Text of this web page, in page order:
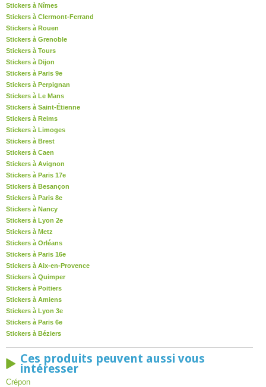
Stickers à Nîmes
Stickers à Clermont-Ferrand
Stickers à Rouen
Stickers à Grenoble
Stickers à Tours
Stickers à Dijon
Stickers à Paris 9e
Stickers à Perpignan
Stickers à Le Mans
Stickers à Saint-Étienne
Stickers à Reims
Stickers à Limoges
Stickers à Brest
Stickers à Caen
Stickers à Avignon
Stickers à Paris 17e
Stickers à Besançon
Stickers à Paris 8e
Stickers à Nancy
Stickers à Lyon 2e
Stickers à Metz
Stickers à Orléans
Stickers à Paris 16e
Stickers à Aix-en-Provence
Stickers à Quimper
Stickers à Poitiers
Stickers à Amiens
Stickers à Lyon 3e
Stickers à Paris 6e
Stickers à Béziers
Ces produits peuvent aussi vous
intéresser
Crépon